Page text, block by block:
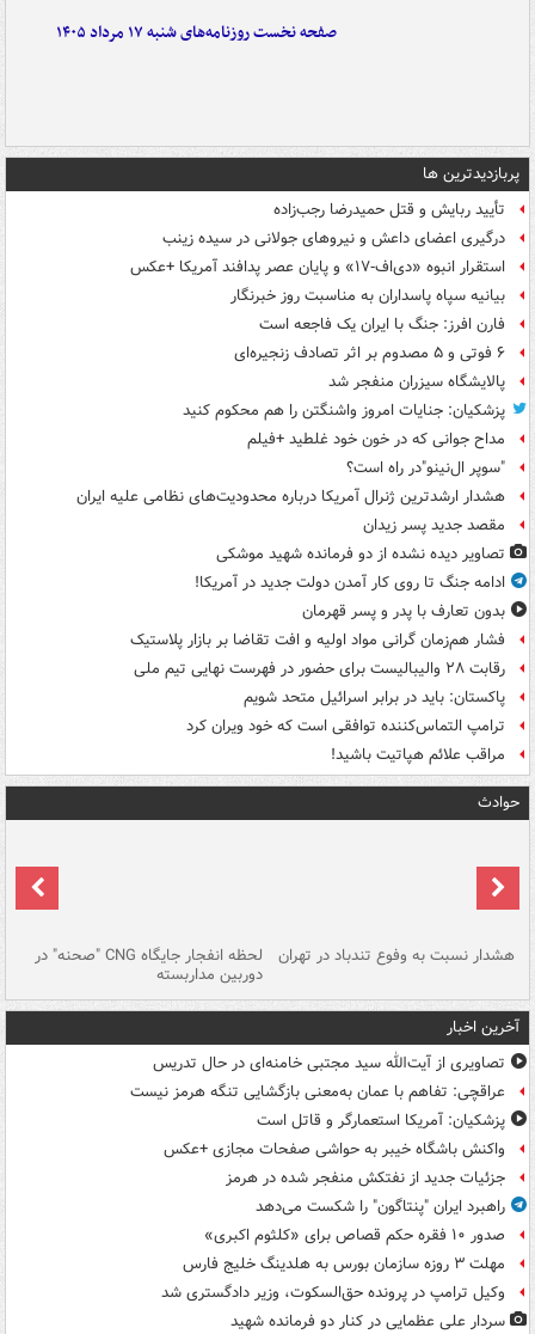
صفحه نخست روزنامه‌های شنبه ۱۷ مرداد ۱۴۰۵
پربازدیدترین ها
تأیید ربایش و قتل حمیدرضا رجب‌زاده
درگیری اعضای داعش و نیروهای جولانی در سیده زینب
استقرار انبوه «دی‌اف‑۱۷» و پایان عصر پدافند آمریکا +عکس
بیانیه سپاه پاسداران به مناسبت روز خبرنگار
فارن افرز: جنگ با ایران یک فاجعه است
۶ فوتی و ۵ مصدوم بر اثر تصادف زنجیره‌ای
پالایشگاه سیزران منفجر شد
پزشکیان: جنایات امروز واشنگتن را هم محکوم کنید
مداح جوانی که در خون خود غلطید +فیلم
"سوپر ال‌نینو"در راه است؟
هشدار ارشدترین ژنرال آمریکا درباره محدودیت‌های نظامی علیه ایران
مقصد جدید پسر زیدان
تصاویر دیده‌ نشده از دو فرمانده شهید موشکی
ادامه جنگ تا روی کار آمدن دولت جدید در آمریکا!
بدون تعارف با پدر و پسر قهرمان
فشار هم‌زمان گرانی مواد اولیه و افت تقاضا بر بازار پلاستیک
رقابت ۲۸ والیبالیست برای حضور در فهرست نهایی تیم ملی
پاکستان: باید در برابر اسرائیل متحد شویم
ترامپ التماس‌کننده توافقی است که خود ویران کرد
مراقب علائم هپاتیت باشید!
حوادث
هشدار نسبت به وفوع تندباد در تهران لحظه انفجار جایگاه CNG "صحنه" در
دوربین مداربسته
آخرین اخبار
تصاویری از آیت‌الله سید مجتبی خامنه‌ای در حال تدریس
عراقچی: تفاهم با عمان به‌معنی بازگشایی تنگه هرمز نیست
پزشکیان: آمریکا استعمارگر و قاتل است
واکنش باشگاه خیبر به حواشی صفحات مجازی +عکس
جزئیات جدید از نفتکش منفجر شده در هرمز
راهبرد ایران "پنتاگون" را شکست می‌دهد
صدور ۱۰ فقره حکم قصاص برای «کلثوم اکبری»
مهلت ۳ روزه سازمان بورس به هلدینگ خلیج فارس
وکیل ترامپ در پرونده حق‌السکوت، وزیر دادگستری شد
سردار علی عظمایی در کنار دو فرمانده شهید